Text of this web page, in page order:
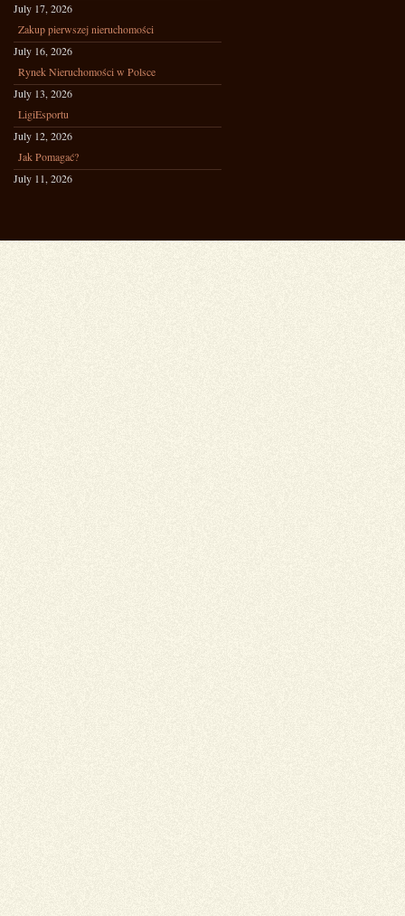
July 17, 2026
Zakup pierwszej nieruchomości
July 16, 2026
Rynek Nieruchomości w Polsce
July 13, 2026
LigiEsportu
July 12, 2026
Jak Pomagać?
July 11, 2026